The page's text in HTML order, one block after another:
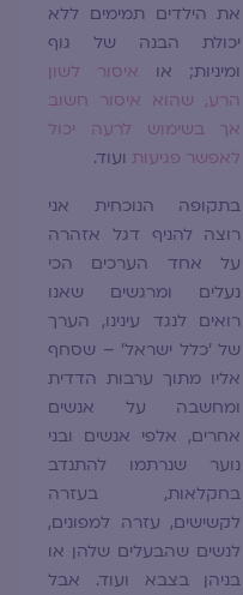
את הילדים תמימים ללא
יכולת הבנה של גוף
ומיניות; או
איסור לשון
הרע, שהוא איסור חשוב
אך בשימוש לרעה יכול
לאפשר פגיעותועוד.
בתקופה הנוכחית אני
רוצה להניף דגל אזהרה
על אחד הערכים הכי
נעלים ומרגשים שאנו
רואים לנגד עינינו, הערך
של 'כלל ישראל' – שסחף
אליו מתוך ערבות הדדית
ומחשבה על אנשים
אחרים, אלפי אנשים ובני
נוער שנרתמו להתנדב
בחקלאות, בעזרה
לקשישים, עזרה למפונים,
לנשים שהבעלים שלהן או
בניהן בצבא ועוד. אבל